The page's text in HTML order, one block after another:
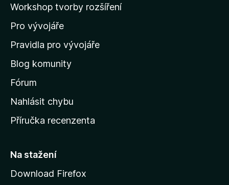
d
o
m
v
s
k
u
t
á
Workshop tvorby rozšíření
Pro vývojáře
Pravidla pro vývojáře
Blog komunity
Fórum
Nahlásit chybu
Příručka recenzenta
Na stažení
Download Firefox